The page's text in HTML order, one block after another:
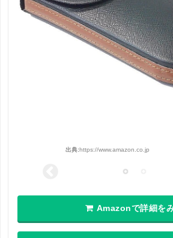
出典:https://www.amazon.co.jp
Amazonで詳細を